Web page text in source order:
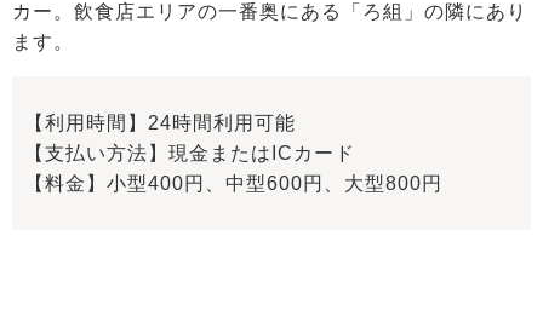
カー。飲食店エリアの一番奥にある「ろ組」の隣にあり
ます。
【利用時間】24時間利用可能
【支払い方法】現金またはICカード
【料金】小型400円、中型600円、大型800円